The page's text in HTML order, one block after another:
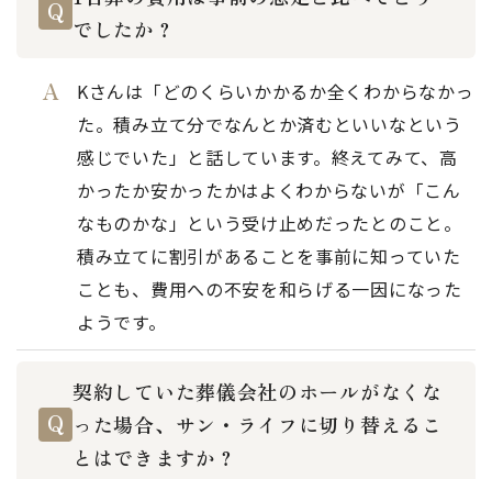
でしたか？
Kさんは「どのくらいかかるか全くわからなかっ
た。積み立て分でなんとか済むといいなという
感じでいた」と話しています。終えてみて、高
かったか安かったかはよくわからないが「こん
なものかな」という受け止めだったとのこと。
積み立てに割引があることを事前に知っていた
ことも、費用への不安を和らげる一因になった
ようです。
契約していた葬儀会社のホールがなくな
った場合、サン・ライフに切り替えるこ
とはできますか？